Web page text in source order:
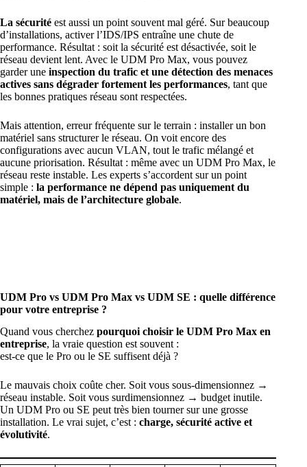
La sécurité est aussi un point souvent mal géré. Sur beaucoup
d’installations, activer l’IDS/IPS entraîne une chute de
performance. Résultat : soit la sécurité est désactivée, soit le
réseau devient lent. Avec le UDM Pro Max, vous pouvez
garder une inspection du trafic et une détection des menaces
actives sans dégrader fortement les performances, tant que
les bonnes pratiques réseau sont respectées.
Mais attention, erreur fréquente sur le terrain : installer un bon
matériel sans structurer le réseau. On voit encore des
configurations avec aucun VLAN, tout le trafic mélangé et
aucune priorisation. Résultat : même avec un UDM Pro Max, le
réseau reste instable. Les experts s’accordent sur un point
simple : la performance ne dépend pas uniquement du
matériel, mais de l’architecture globale.
UDM Pro vs UDM Pro Max vs UDM SE : quelle différence
pour votre entreprise ?
Quand vous cherchez pourquoi choisir le UDM Pro Max en
entreprise, la vraie question est souvent :
est-ce que le Pro ou le SE suffisent déjà ?
Le mauvais choix coûte cher. Soit vous sous-dimensionnez →
réseau instable. Soit vous surdimensionnez → budget inutile.
Un UDM Pro ou SE peut très bien tourner sur une grosse
installation. Le vrai sujet, c’est : charge, sécurité active et
évolutivité.